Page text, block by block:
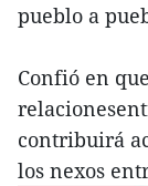
pueblo a
Confió en
contribuirá
los nexos